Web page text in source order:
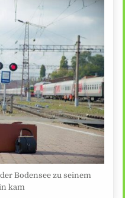
Bodensee zu seinem
kam